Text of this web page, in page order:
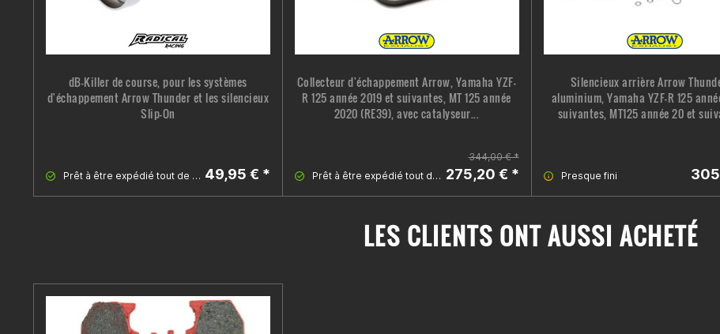
dB-Killer de course, pour les systèmes
d'échappement Arrow Thunder et les silencieux
Slip-On
Prêt à être expédié tout de suite 49,95 € *
Collecteur d'échappement Arrow, Yamaha YZF-
R 125 année 2019 et suivantes, MT 125 année
2020 (RE39), avec catalyseur...
Prêt à être expédié tout de suite
344,00 € *
275,20 € *
Silencieux arrière Arrow
aluminium, Yamaha YZF-R 125
suivantes, MT125 année 20 et
Presque fini
LES CLIENTS ONT AUSSI ACHETÉ